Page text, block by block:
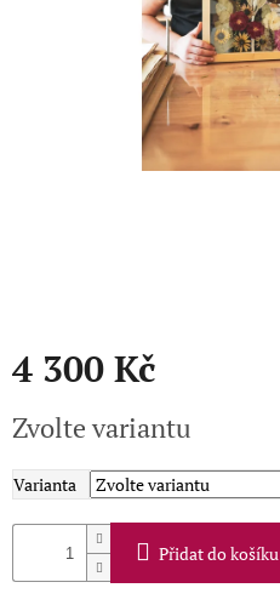
4 300 Kč
cena:
Zvolte variantu
Varianta
Přidat do košíku